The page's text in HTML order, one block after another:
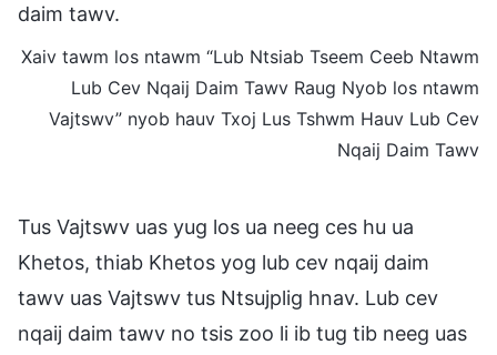
daim tawv.
Xaiv tawm los ntawm “Lub Ntsiab Tseem Ceeb Ntawm
Lub Cev Nqaij Daim Tawv Raug Nyob los ntawm
Vajtswv” nyob hauv Txoj Lus Tshwm Hauv Lub Cev
Nqaij Daim Tawv
Tus Vajtswv uas yug los ua neeg ces hu ua
Khetos, thiab Khetos yog lub cev nqaij daim
tawv uas Vajtswv tus Ntsujplig hnav. Lub cev
nqaij daim tawv no tsis zoo li ib tug tib neeg uas